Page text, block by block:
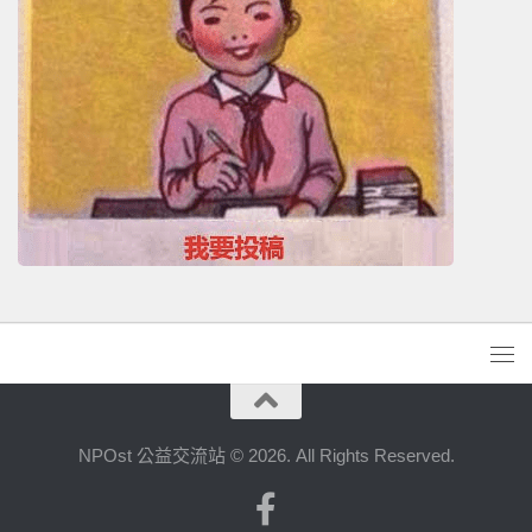
NPOst 公益交流站 © 2026. All Rights Reserved.